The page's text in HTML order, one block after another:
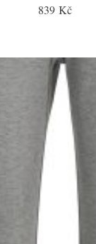
839 Kč